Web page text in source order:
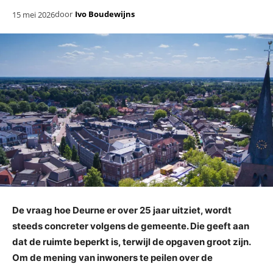
15 mei 2026door Ivo Boudewijns
De vraag hoe Deurne er over 25 jaar uitziet, wordt
steeds concreter volgens de gemeente. Die geeft aan
dat de ruimte beperkt is, terwijl de opgaven groot zijn.
Om de mening van inwoners te peilen over de